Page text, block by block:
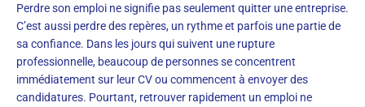
Perdre son emploi ne signifie pas seulement quitter une entreprise.
C’est aussi perdre des repères, un rythme et parfois une partie de
sa confiance. Dans les jours qui suivent une rupture
professionnelle, beaucoup de personnes se concentrent
immédiatement sur leur CV ou commencent à envoyer des
candidatures. Pourtant, retrouver rapidement un emploi ne